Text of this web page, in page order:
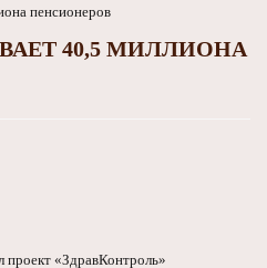
40,5 МИЛЛИОНА